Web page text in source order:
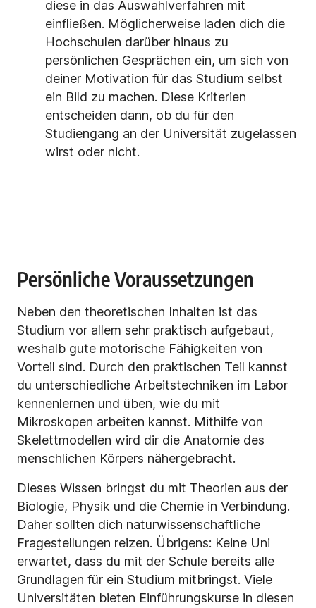
diese in das Auswahlverfahren mit
einfließen. Möglicherweise laden dich die
Hochschulen darüber hinaus zu
persönlichen Gesprächen ein, um sich von
deiner Motivation für das Studium selbst
ein Bild zu machen. Diese Kriterien
entscheiden dann, ob du für den
Studiengang an der Universität zugelassen
wirst oder nicht.
Persönliche Voraussetzungen
Neben den theoretischen Inhalten ist das
Studium vor allem sehr praktisch aufgebaut,
weshalb gute motorische Fähigkeiten von
Vorteil sind. Durch den praktischen Teil kannst
du unterschiedliche Arbeitstechniken im Labor
kennenlernen und üben, wie du mit
Mikroskopen arbeiten kannst. Mithilfe von
Skelettmodellen wird dir die Anatomie des
menschlichen Körpers nähergebracht.
Dieses Wissen bringst du mit Theorien aus der
Biologie, Physik und die Chemie in Verbindung.
Daher sollten dich naturwissenschaftliche
Fragestellungen reizen. Übrigens: Keine Uni
erwartet, dass du mit der Schule bereits alle
Grundlagen für ein Studium mitbringst. Viele
Universitäten bieten Einführungskurse in diesen